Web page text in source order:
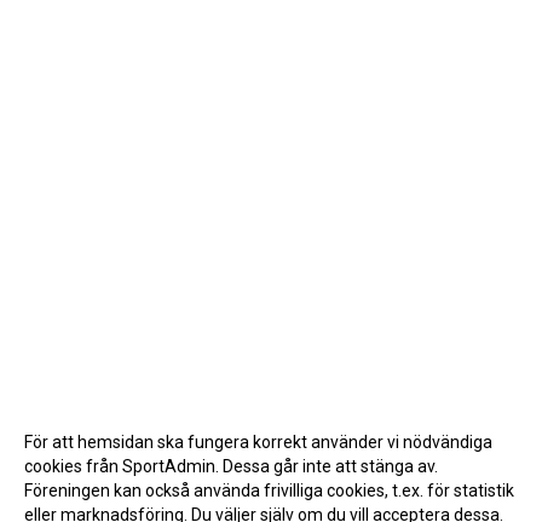
För att hemsidan ska fungera korrekt använder vi nödvändiga
cookies från SportAdmin. Dessa går inte att stänga av.
Föreningen kan också använda frivilliga cookies, t.ex. för statistik
eller marknadsföring. Du väljer själv om du vill acceptera dessa.